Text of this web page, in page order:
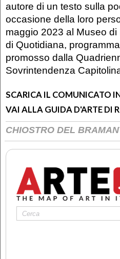
autore di un testo sulla
occasione della loro
maggio 2023 al Museo
di Quotidiana,
promosso dalla
Sovrintendenza
SCARICA IL COMUNICATO
VAI ALLA GUIDA D'ARTE DI
CHIOSTRO DEL